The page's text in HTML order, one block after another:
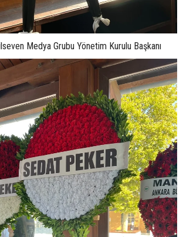
Medya Grubu Yönetim Kurulu Başkanı